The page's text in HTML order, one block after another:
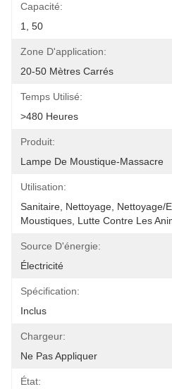
Capacité:
1, 50
Zone D'application:
20-50 Mètres Carrés
Temps Utilisé:
>480 Heures
Produit:
Lampe De Moustique-Massacre
Utilisation:
Sanitaire, Nettoyage, Nettoyage/
Moustiques, Lutte Contre Les
Source D'énergie:
Électricité
Spécification:
Inclus
Chargeur:
Ne Pas Appliquer
État: